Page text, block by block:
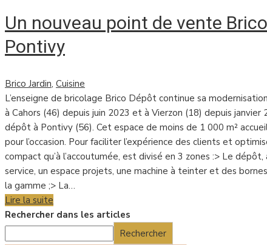
Un nouveau point de vente
Pontivy
Brico Jardin, Cuisine
L’enseigne de bricolage Brico Dépôt continue sa
à Cahors (46) depuis juin 2023 et à Vierzon (18) depuis janvier
dépôt à Pontivy (56). Cet espace de moins de 1 000 m²
pour l’occasion. Pour faciliter l’expérience des clients et
compact qu’à l’accoutumée, est divisé en 3 zones :> Le
service, un espace projets, une machine à teinter et des
la gamme ;> La…
Lire la suite
Rechercher dans les articles
Rechercher